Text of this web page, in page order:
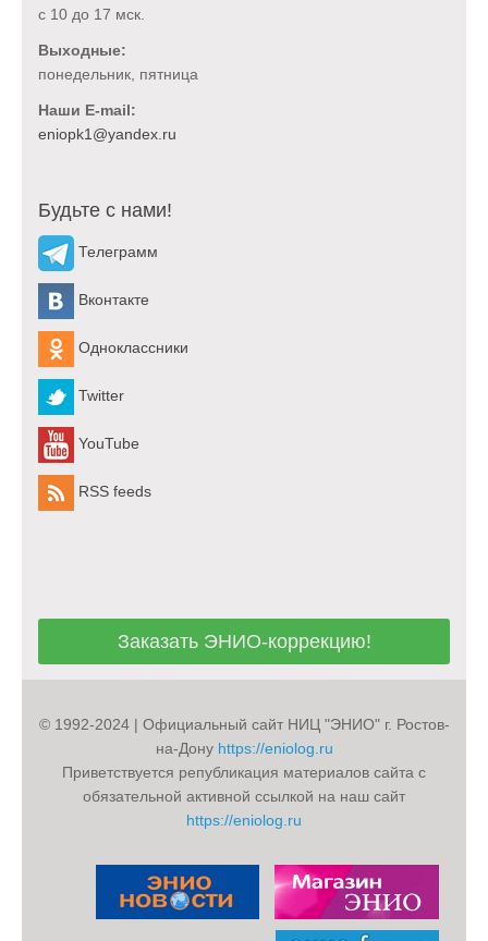
с 10 до 17 мск.
Выходные:
понедельник, пятница
Наши E-mail:
Будьте с нами!
Телеграмм
Вконтакте
Одноклассники
Twitter
YouTube
RSS feeds
Заказать ЭНИО-коррекцию!
© 1992-2024 | Официальный сайт НИЦ "ЭНИО" г. Ростов-
на-Дону https://eniolog.ru
Приветствуется републикация материалов сайта с
обязательной активной ссылкой на наш сайт
https://eniolog.ru